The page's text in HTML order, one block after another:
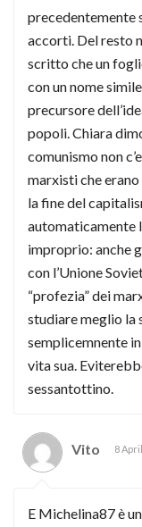
precedentemente
accorti. Del resto
scritto che un
con un nome
precursore
popoli. Chiara
comunismo non
marxisti che
la fine del
automaticamente
improprio: anche
con l’Unione
“profezia” dei
studiare meglio la
semplicemnente
vita sua.
sessantottino.
Vito 8
E Michelina87 è